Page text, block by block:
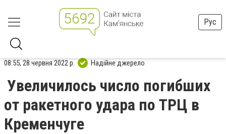
Рус
08:55, 28 червня 2022 р. Надійне джерело
Увеличилось число погибших
от ракетного удара по ТРЦ в
Кременчуге